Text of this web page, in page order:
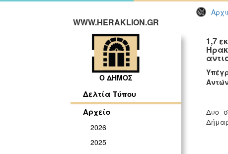
WWW.HERAKLION.GR
Ο ΔΗΜΟΣ
Δελτία Τύπου
Αρχείο
2026
2025
1,7
Δυο